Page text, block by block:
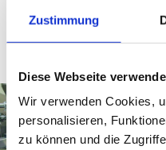
Zustimmung
Diese Webseite
Wir verwenden Cookies,
personalisieren,
zu können und die
Schon. Wir könnten im